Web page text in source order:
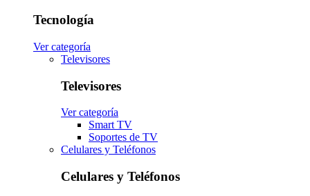
Tecnología
Ver categoría
Televisores
Televisores
Ver categoría
Smart TV
Soportes de TV
Celulares y Teléfonos
Celulares y Teléfonos